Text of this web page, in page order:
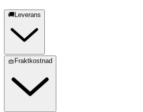
🚚Leverans
🧺Fraktkostnad